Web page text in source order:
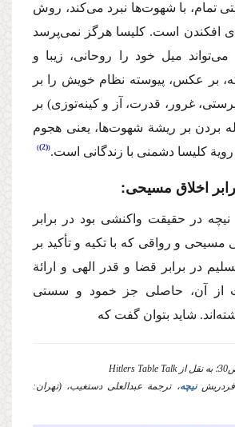
تمام،‌ با شهوت‌ها نبرد می‌كند،‌ روش
افكندن است. كلیسا هرگز نمی‌پرسد
میل خود را روحانی،‌ زیبا و
بر عكس، پیوسته نظام خویش را بر
غرور،‌ قدرت،‌ آز و كینه‌توزی) بر
بردن بر ریشة شهوت‌ها،‌ یعنی هجوم
رویة كلیسا دشمنی با زندگانی است. (2)
نیچه در حقیقت واكنشی بود در برابر
مسیحی و رواقی كه با تكیه و تأكید بر
در برابر قضا و قدر الهی و ارائة
از آن، حاصلی جز خمود و سستی
شاید بتوان گفت كه
نیچه، ترجمة عبدالعلی دستغیب، (تهران: